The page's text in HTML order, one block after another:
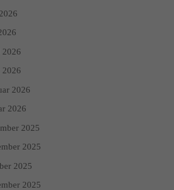
2026
2026
2026
2025
2025
2025
2025